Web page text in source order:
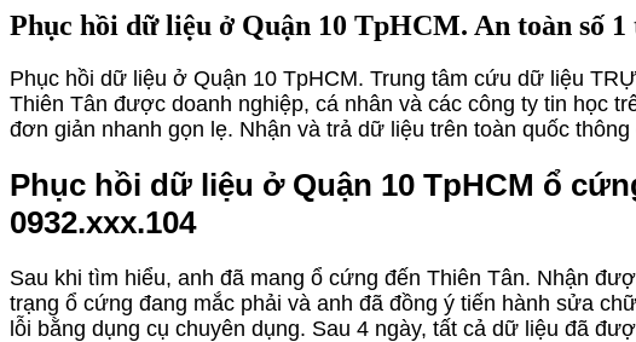
Phục hồi dữ liệu ở Quận 10 TpHCM. An toàn số 1
Phục hồi dữ liệu ở Quận 10 TpHCM. Trung tâm cứu dữ liệu
Thiên Tân được doanh nghiệp, cá nhân và các công ty tin học
đơn giản nhanh gọn lẹ. Nhận và trả dữ liệu trên toàn quốc
Phục hồi dữ liệu ở Quận 10 TpHCM ổ
0932.xxx.104
Sau khi tìm hiểu, anh đã mang ổ cứng đến Thiên Tân. Nhận
trạng ổ cứng đang mắc phải và anh đã đồng ý tiến hành sửa
lỗi bằng dụng cụ chuyên dụng. Sau 4 ngày, tất cả dữ liệu đã